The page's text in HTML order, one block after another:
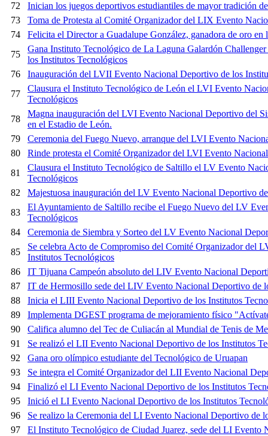
72
Inician los juegos deportivos estudiantiles de mayor tradición
73
Toma de Protesta al Comité Organizador del LIX Evento
74
Felicita el Director a Guadalupe González, ganadora de oro en
75
Gana Instituto Tecnológico de La Laguna Galardón
los Institutos Tecnológicos
76
Inauguración del LVII Evento Nacional Deportivo de los
77
Clausura el Instituto Tecnológico de León el LVI Evento
Tecnológicos
78
Magna inauguración del LVI Evento Nacional Deportivo del
en el Estadio de León.
79
Ceremonia del Fuego Nuevo, arranque del LVI Evento
80
Rinde protesta el Comité Organizador del LVI Evento
81
Clausura el Instituto Tecnológico de Saltillo el LV Evento
Tecnológicos
82
Majestuosa inauguración del LV Evento Nacional Deportivo
83
El Ayuntamiento de Saltillo recibe el Fuego Nuevo del LV
Tecnológicos
84
Ceremonia de Siembra y Sorteo del LV Evento Nacional
85
Se celebra Acto de Compromiso del Comité Organizador del
Institutos Tecnológicos
86
IT Tijuana Campeón absoluto del LIV Evento Nacional
87
IT de Hermosillo sede del LIV Evento Nacional Deportivo de
88
Inicia el LIII Evento Nacional Deportivo de los Institutos
89
Implementa DGEST programa de mejoramiento físico
90
Califica alumno del Tec de Culiacán al Mundial de Tenis de
91
Se realizó el LII Evento Nacional Deportivo de los Institutos
92
Gana oro olímpico estudiante del Tecnológico de Uruapan
93
Se integra el Comité Organizador del LII Evento Nacional
94
Finalizó el LI Evento Nacional Deportivo de los Institutos
95
Inició el LI Evento Nacional Deportivo de los Institutos
96
Se realizo la Ceremonia del LI Evento Nacional Deportivo de
97
El Instituto Tecnológico de Ciudad Juarez, sede del LI Evento